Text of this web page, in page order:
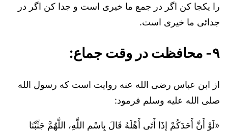
را یکجا کن اگر در جمع ما خیری است و جدا کن اگر در
جدائی ما خیری است.
۹- محافظت در وقت جماع:
از ابن عباس رضی الله عنه روایت است که رسول الله
صلی الله علیه وسلم فرمود:
«لَوْ أَنَّ أَحَدَكُمْ إِذَا أَتَى أَهْلَهُ قَالَ بِاسْمِ اللَّهِ، اللَّهُمَّ جَنِّبْنَا